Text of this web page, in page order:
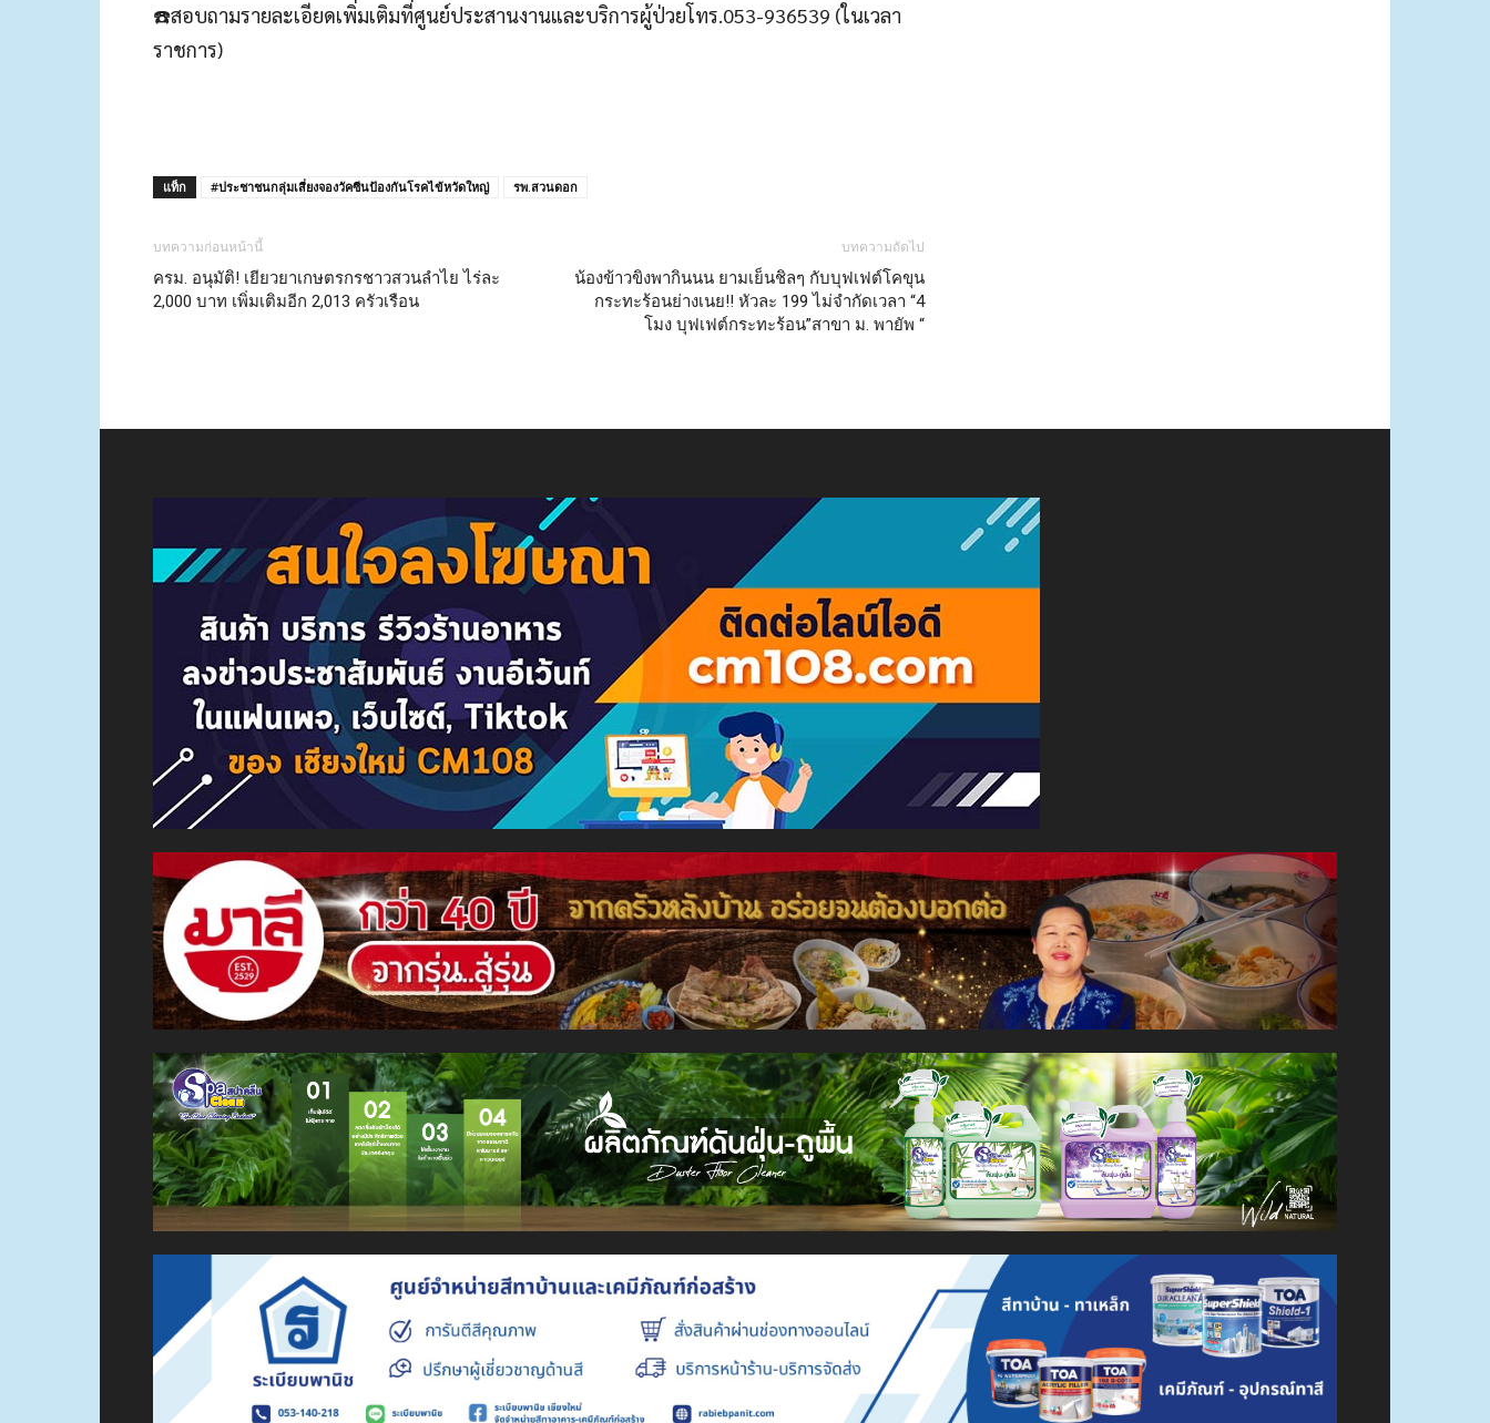
☎️สอบถามรายละเอียดเพิ่มเติมที่ศูนย์ประสานงานและบริการผู้ป่วยโทร.053-936539 (ในเวลา
ราชการ)
แท็ก #ประชาชนกลุ่มเสี่ยงจองวัคซีนป้องกันโรคไข้หวัดใหญ่ รพ.สวนดอก
บทความก่อนหน้านี้
ครม. อนุมัติ! เยียวยาเกษตรกรชาวสวนลำไย ไร่ละ
2,000 บาท เพิ่มเติมอีก 2,013 ครัวเรือน
บทความถัดไป
น้องข้าวขิงพากินนน ยามเย็นชิลๆ กับบุฟเฟต์โคขุน
กระทะร้อนย่างเนย!! หัวละ 199 ไม่จำกัดเวลา “4
โมง บุฟเฟต์กระทะร้อน”สาขา ม. พายัพ “